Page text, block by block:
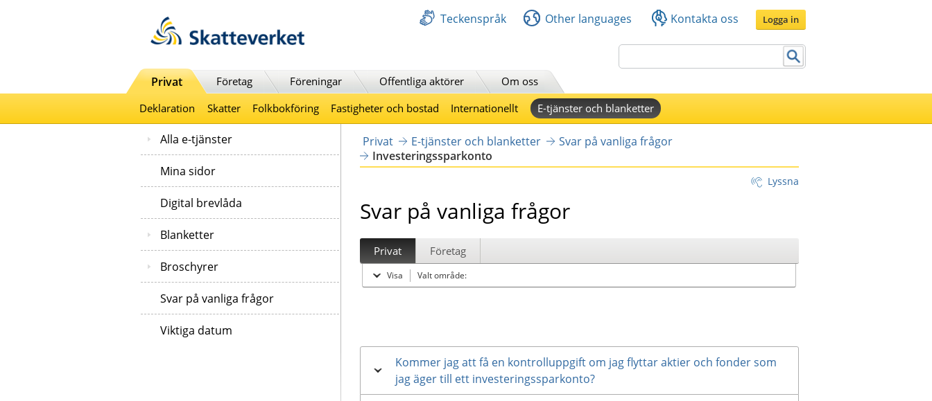
Teckenspråk Other languages Kontakta oss Logga in
Privat Företag Föreningar Offentliga aktörer
Om oss
Deklaration
Skatter Folkbokföring Fastigheter och bostad Internationellt E-tjänster och blanketter
Alla e-tjänster
Mina sidor
Digital brevlåda
Blanketter
Broschyrer
Svar på vanliga frågor
Viktiga datum
Privat E-tjänster och blanketter
Svar på vanliga frågor
Investeringssparkonto
Lyssna
Svar på vanliga frågor
Privat Företag
Visa Valt område:
Kommer jag att få en kontrolluppgift om jag flyttar aktier och fonder som
jag äger till ett investeringssparkonto?